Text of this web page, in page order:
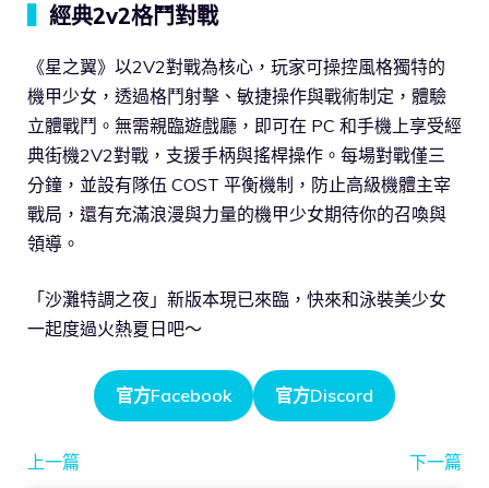
經典2v2格鬥對戰
《星之翼》以2V2對戰為核心，玩家可操控風格獨特的
機甲少女，透過格鬥射擊、敏捷操作與戰術制定，體驗
立體戰鬥。無需親臨遊戲廳，即可在 PC 和手機上享受經
典街機2V2對戰，支援手柄與搖桿操作。每場對戰僅三
分鐘，並設有隊伍 COST 平衡機制，防止高級機體主宰
戰局，還有充滿浪漫與力量的機甲少女期待你的召喚與
領導。
「沙灘特調之夜」新版本現已來臨，快來和泳裝美少女
一起度過火熱夏日吧～
官方Facebook 官方Discord
上一篇 下一篇